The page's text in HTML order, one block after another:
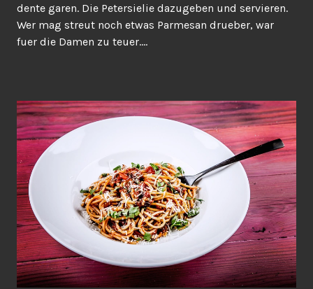
dente garen. Die Petersielie dazugeben und servieren.
Wer mag streut noch etwas Parmesan drueber, war
fuer die Damen zu teuer….